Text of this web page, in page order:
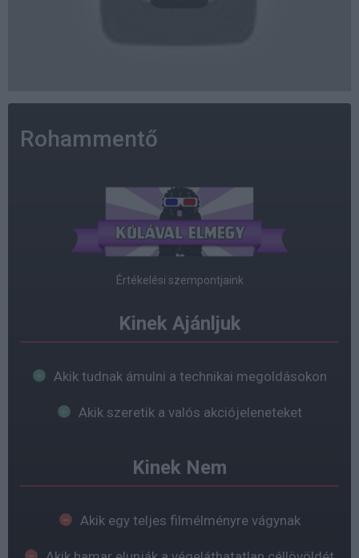
Rohammentő
Értékelési szempontjaink
Kinek Ajánljuk
Akik tudnak ámulni a technikai megoldásokon
Akik szeretik a valós akciójeleneteket
Kinek Nem
Akik egy teljes filmélményre vágynak